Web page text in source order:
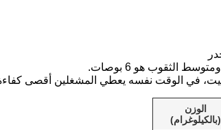
الوزن
(بالكيلوغرام)